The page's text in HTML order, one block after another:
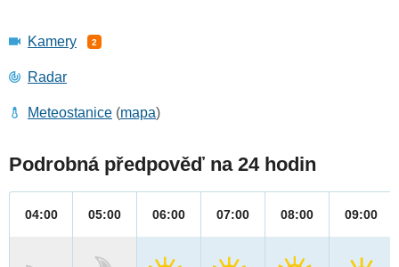
Kamery 2
Radar
Meteostanice (mapa)
Podrobná předpověď na 24 hodin
04:00 05:00 06:00 07:00 08:00 09:00